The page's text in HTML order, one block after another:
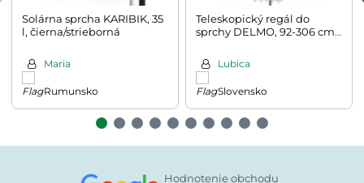
Solárna sprcha KARIBIK, 35
l, čierna/strieborná
Maria
Rumunsko
Teleskopický regál do
sprchy DELMO, 92-306 cm,
Lubica
Slovensko
Hodnotenie obchodu